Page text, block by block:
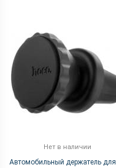
Нет в наличии
Автомобильный держатель для